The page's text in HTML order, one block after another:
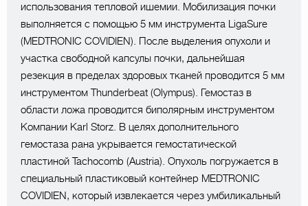
использования тепловой ишемии. Мобилизация почки
выполняется с помощью 5 мм инструмента LigaSure
(MEDTRONIC COVIDIEN). После выделения опухоли и
участка свободной капсулы почки, дальнейшая
резекция в пределах здоровых тканей проводится 5 мм
инструментом Thunderbeat (Olympus). Гемостаз в
области ложа проводится биполярным инструментом
Компании Karl Storz. В целях дополнительного
гемостаза рана укрывается гемостатической
пластиной Tachocomb (Austria). Опухоль погружается в
специальный пластиковый контейнер MEDTRONIC
COVIDIEN, который извлекается через умбиликальный